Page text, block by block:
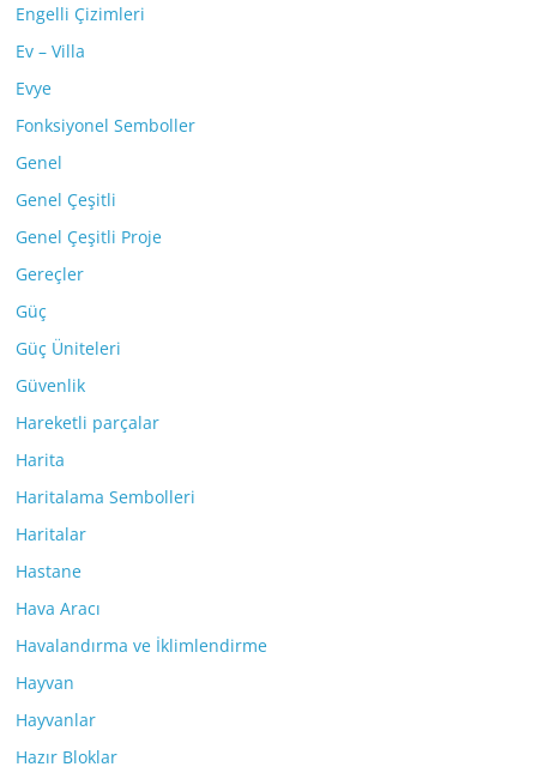
Engelli Çizimleri
Ev – Villa
Evye
Fonksiyonel Semboller
Genel
Genel Çeşitli
Genel Çeşitli Proje
Gereçler
Güç
Güç Üniteleri
Güvenlik
Hareketli parçalar
Harita
Haritalama Sembolleri
Haritalar
Hastane
Hava Aracı
Havalandırma ve İklimlendirme
Hayvan
Hayvanlar
Hazır Bloklar